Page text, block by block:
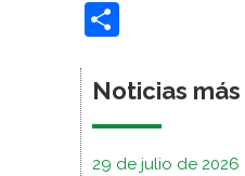
Noticias más
29 de julio de 2026